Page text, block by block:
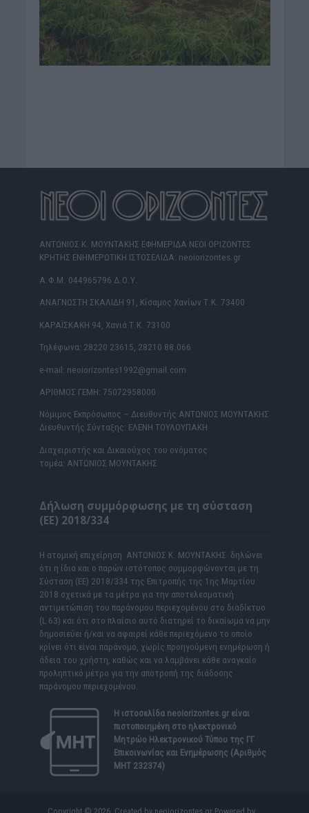
ΑΝΤΩΝΙΟΣ Κ. ΜΟΥΝΤΑΚΗΣ ΕΦΗΜΕΡΙΔΑ ΝΕΟΙ ΟΡΙΖΟΝΤΕΣ
ΚΡΗΤΗΣ ΕΝΗΜΕΡΩΤΙΚΗ ΙΣΤΟΣΕΛΙΔΑ: neoiorizontes.gr
Α.Φ.Μ. 044965796 Δ.Ο.Υ.
ΑΝΑΓΝΩΣΤΗ ΣΚΑΛΙΔΗ 91, Κίσαμος Χανίων Τ.Κ. 73400
ΚΑΡΑΪΣΚΑΚΗ 94, Χανιά Τ.Κ. 73100
Τηλέφωνα: 28220 23615, 28210 88.066
e-mail: neoiorizontes1992@gmail.com
ΑΡΙΘΜΟΣ ΓΕΜΗ: 75072958000
Νόμιμος Εκπρόσωπος – Διευθυντής ΑΝΤΩΝΙΟΣ ΜΟΥΝΤΑΚΗΣ
Διευθυντής Σύνταξης: ΕΛΕΝΗ ΤΟΥΛΟΥΠΑΚΗ
Διαχειριστής και Δικαιούχος του ονόματος
τομέα: ΑΝΤΩΝΙΟΣ ΜΟΥΝΤΑΚΗΣ
Δήλωση συμμόρφωσης με τη σύσταση
(ΕΕ) 2018/334
Η ατομική επιχείρηση ΑΝΤΩΝΙΟΣ Κ. ΜΟΥΝΤΑΚΗΣ δηλώνει
ότι η ίδια και ο παρών ιστότοπος συμμορφώνονται με τη
Σύσταση (ΕΕ) 2018/334 της Επιτροπής της 1ης Μαρτίου
2018 σχετικά με τα μέτρα για την αποτελεσματική
αντιμετώπιση του παράνομου περιεχομένου στο διαδίκτυο
(L 63) και ότι στο πλαίσιο αυτό διατηρεί το δικαίωμα να μην
δημοσιεύει ή/και να αφαιρεί κάθε περιεχόμενο το οποίο
κρίνει ότι είναι παράνομο, χωρίς προηγούμενη ενημέρωση ή
άδεια του χρήστη, καθώς και να λαμβάνει κάθε αναγκαίο
προληπτικό μέτρο για την αποτροπή της διάδοσης
παράνομου περιεχομένου.
Η ιστοσελίδα neoiorizontes.grείναι
πιστοποιημένη στο ηλεκτρονικό
Μητρώο Ηλεκτρονικού Τύπου της ΓΓ
Επικοινωνίας και Ενημέρωσης (Αριθμός
ΜΗΤ 232374)